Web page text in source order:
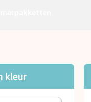
kleur